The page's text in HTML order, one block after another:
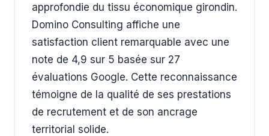
approfondie du tissu économique girondin.
Domino Consulting affiche une
satisfaction client remarquable avec une
note de 4,9 sur 5 basée sur 27
évaluations Google. Cette reconnaissance
témoigne de la qualité de ses prestations
de recrutement et de son ancrage
territorial solide.